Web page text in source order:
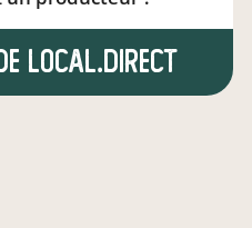
local.direct